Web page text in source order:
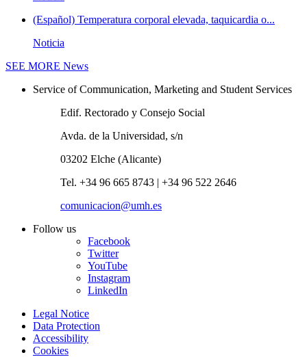
(Español) Temperatura corporal elevada, taquicardia o...
Noticia
SEE MORE News
Service of Communication, Marketing and Student Services
Edif. Rectorado y Consejo Social
Avda. de la Universidad, s/n
03202 Elche (Alicante)
Tel. +34 96 665 8743 | +34 96 522 2646
comunicacion@umh.es
Follow us
Facebook
Twitter
YouTube
Instagram
LinkedIn
Legal Notice
Data Protection
Accessibility
Cookies